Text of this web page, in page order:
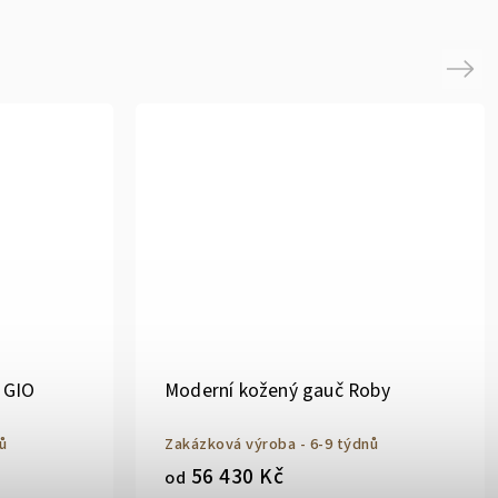
Moderní kožený gauč Roby
Zakázková výroba - 6-9 týdnů
od 56 430 Kč
Next